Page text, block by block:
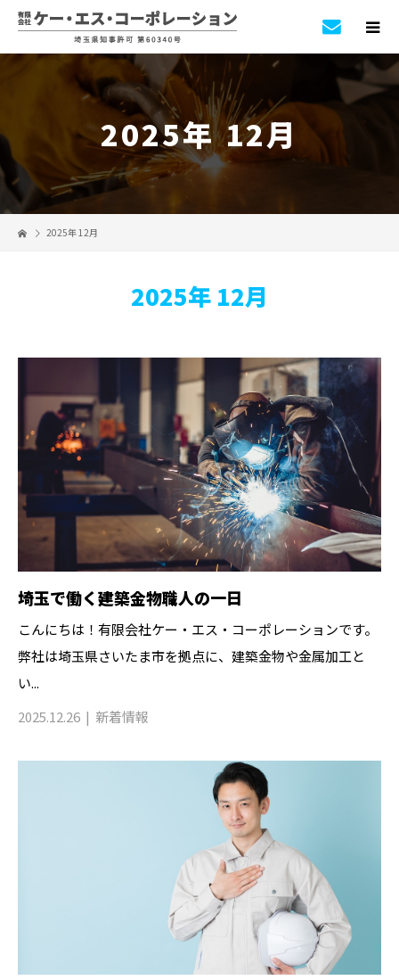
2025年 12月
2025年 12月
2025年 12月
埼玉で働く建築金物職人の一日
こんにちは！有限会社ケー・エス・コーポレーションです。
弊社は埼玉県さいたま市を拠点に、建築金物や金属加工と
い...
2025.12.26
新着情報